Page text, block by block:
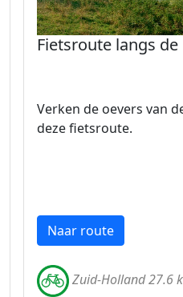
Fietsroute langs de
Verken de oevers van
deze fietsroute.
Naar route
Zuid-Holland 27.6